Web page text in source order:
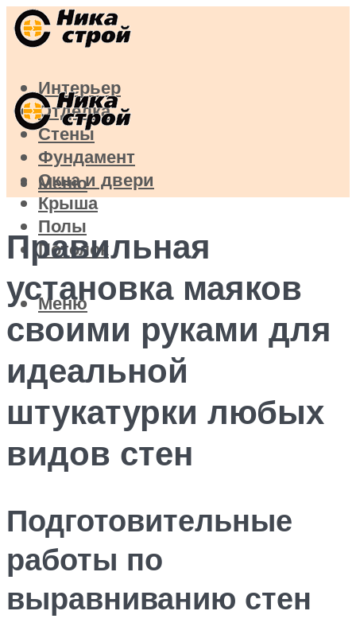
Интерьер
Отделка
Стены
Фундамент
Окна и двери
Крыша
Полы
Потолок
Меню
Меню
Правильная
установка маяков
своими руками для
идеальной
штукатурки любых
видов стен
Подготовительные
работы по
выравниванию стен